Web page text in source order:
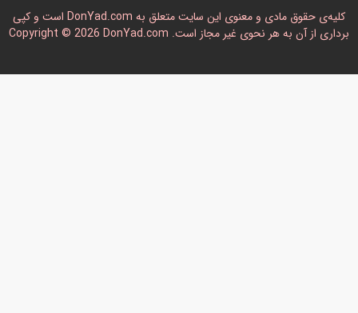
کلیه‌ی حقوق مادی و معنوی این سایت متعلق به DonYad.com است و کپی
برداری از آن به هر نحوی غیر مجاز است. Copyright © 2026 DonYad.com